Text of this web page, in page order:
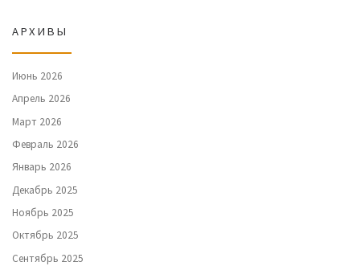
АРХИВЫ
Июнь 2026
Апрель 2026
Март 2026
Февраль 2026
Январь 2026
Декабрь 2025
Ноябрь 2025
Октябрь 2025
Сентябрь 2025